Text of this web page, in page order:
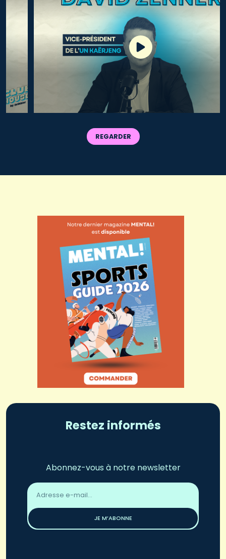
REGARDER
Restez informés
Abonnez-vous à notre newsletter
Adresse
email
JE M’ABONNE